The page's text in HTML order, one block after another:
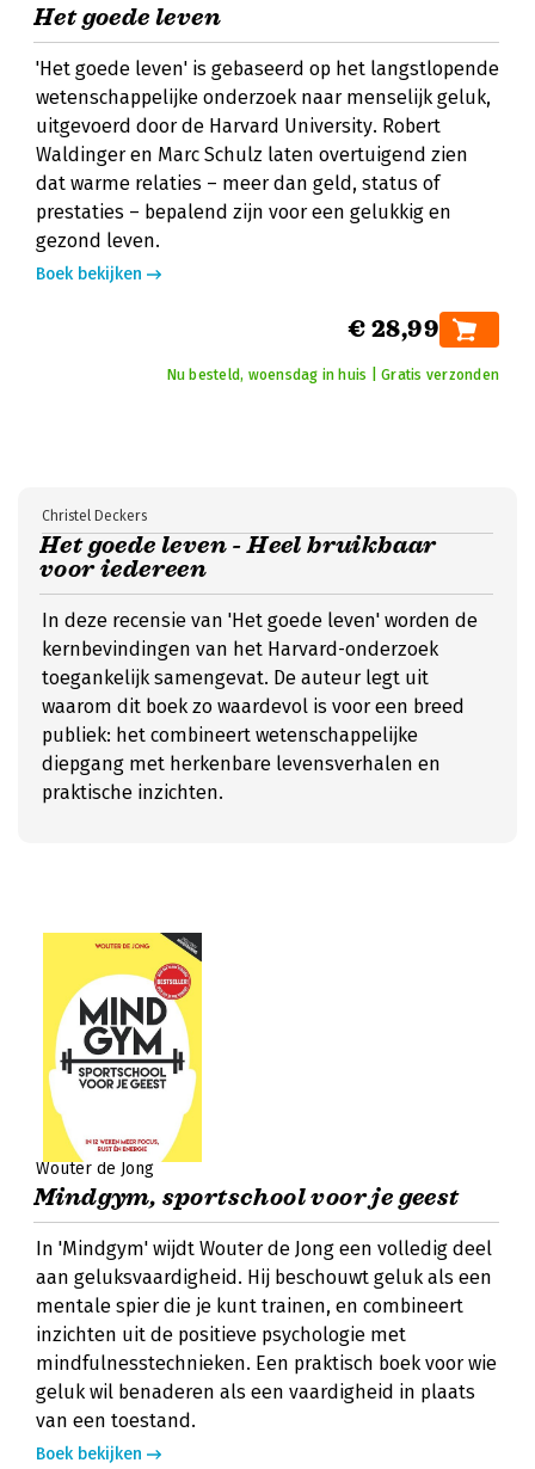
Het goede leven
'Het goede leven' is gebaseerd op het langstlopende
wetenschappelijke onderzoek naar menselijk geluk,
uitgevoerd door de Harvard University. Robert
Waldinger en Marc Schulz laten overtuigend zien
dat warme relaties – meer dan geld, status of
prestaties – bepalend zijn voor een gelukkig en
gezond leven.
Boek bekijken
€ 28,99
Nu besteld, woensdag in huis | Gratis verzonden
Het goede leven - Heel bruikbaar
voor iedereen
Christel Deckers
In deze recensie van 'Het goede leven' worden de
kernbevindingen van het Harvard-onderzoek
toegankelijk samengevat. De auteur legt uit
waarom dit boek zo waardevol is voor een breed
publiek: het combineert wetenschappelijke
diepgang met herkenbare levensverhalen en
praktische inzichten.
Wouter de Jong
Mindgym, sportschool voor je geest
In 'Mindgym' wijdt Wouter de Jong een volledig deel
aan geluksvaardigheid. Hij beschouwt geluk als een
mentale spier die je kunt trainen, en combineert
inzichten uit de positieve psychologie met
mindfulnesstechnieken. Een praktisch boek voor wie
geluk wil benaderen als een vaardigheid in plaats
van een toestand.
Boek bekijken